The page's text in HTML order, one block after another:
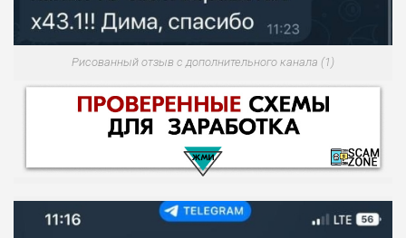
Рисованный отзыв с дополнительного канала (1)